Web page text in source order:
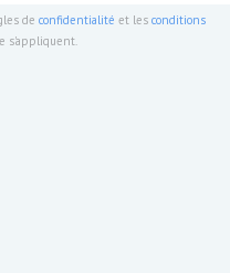
de confidentialité et les conditions
s'appliquent.